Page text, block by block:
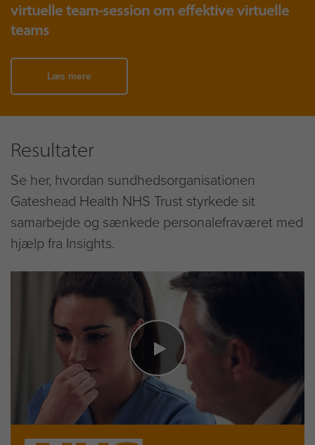
virtuelle team-session om effektive virtuelle
teams
Læs mere
Resultater
Se her, hvordan sundhedsorganisationen
Gateshead Health NHS Trust styrkede sit
samarbejde og sænkede personalefraværet med
hjælp fra Insights.